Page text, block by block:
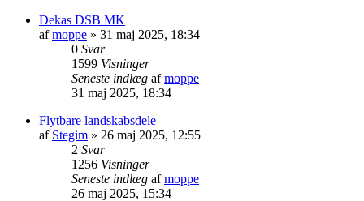
Dekas DSB MK
afmoppe » 31 maj 2025, 18:34
0 Svar
1599 Visninger
Seneste indlæg afmoppe
31 maj 2025, 18:34
Flytbare landskabsdele
af Stegim » 26 maj 2025, 12:55
2 Svar
1256 Visninger
Seneste indlæg afmoppe
26 maj 2025, 15:34